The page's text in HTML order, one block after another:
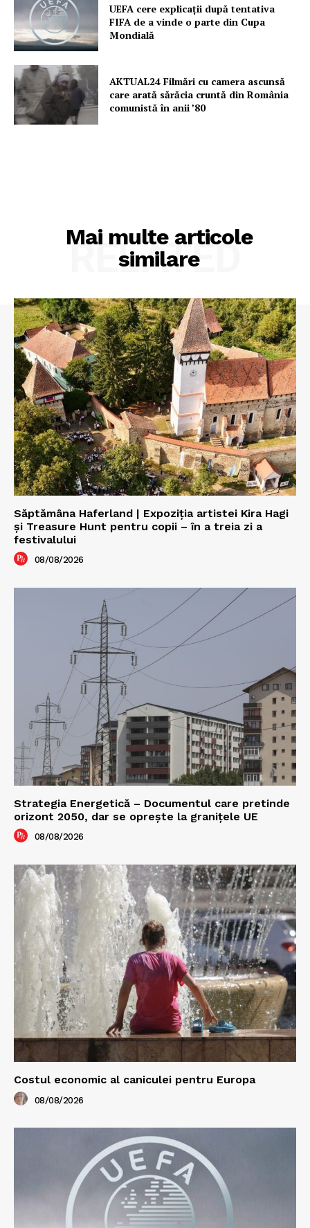
UEFA cere explicații după tentativa
FIFA de a vinde o parte din Cupa
Mondială
AKTUAL24 Filmări cu camera ascunsă
care arată sărăcia cruntă din România
comunistă în anii ’80
Mai multe articole
similare
RELATED
Săptămâna Haferland | Expoziţia artistei Kira Hagi
şi Treasure Hunt pentru copii – în a treia zi a
festivalului
08/08/2026
Strategia Energetică – Documentul care pretinde
orizont 2050, dar se oprește la granițele UE
08/08/2026
Costul economic al caniculei pentru Europa
08/08/2026